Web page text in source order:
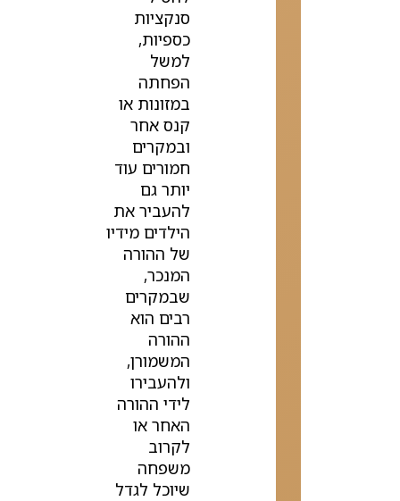
סנקציות
כספיות,
למשל
הפחתה
במזונות או
קנס אחר
ובמקרים
חמורים עוד
יותר גם
להעביר את
הילדים מידיו
של ההורה
המנכר,
שבמקרים
רבים הוא
ההורה
המשמורן,
ולהעבירו
לידי ההורה
האחר או
לקרוב
משפחה
שיוכל לגדל